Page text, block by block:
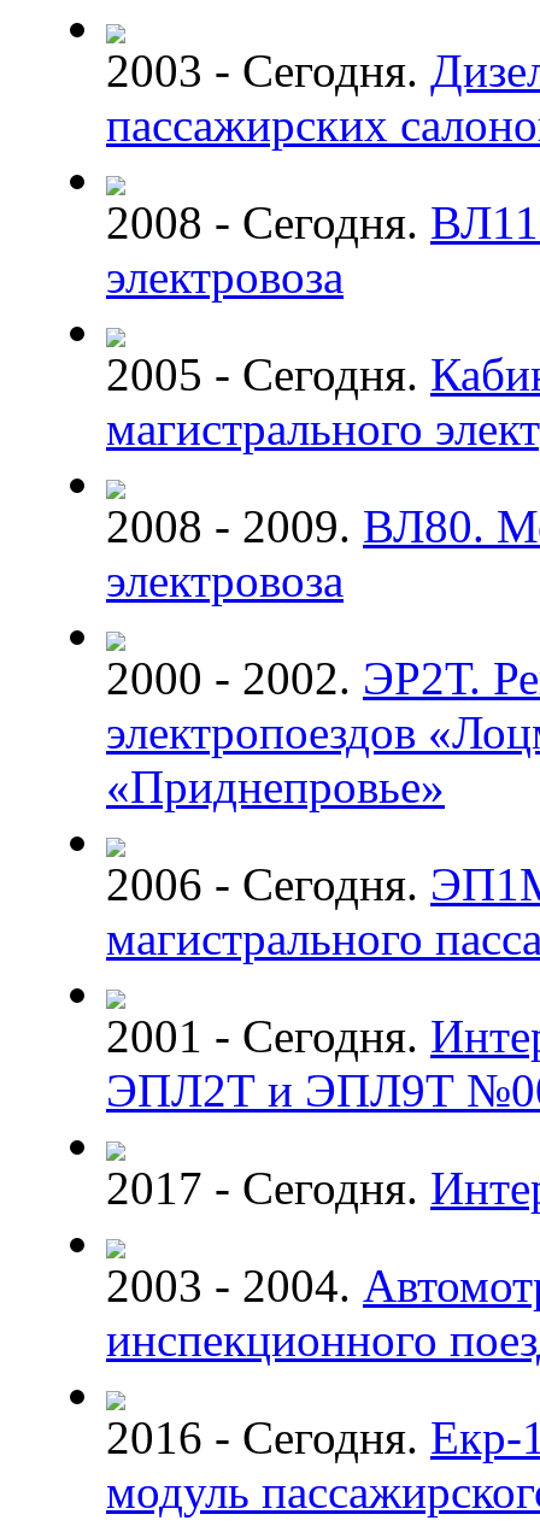
2003 - Сегодня.
пассажирских
2008 - Сегодня.
электровоза
2005 - Сегодня.
магистрального
2008 - 2009. ВЛ80.
электровоза
2000 - 2002. ЭР2Т.
электропоездов
«Приднепровье»
2006 - Сегодня.
магистрального
2001 - Сегодня.
ЭПЛ2Т и ЭПЛ9Т
2017 - Сегодня.
2003 - 2004.
инспекционного
2016 - Сегодня. Екр-
модуль